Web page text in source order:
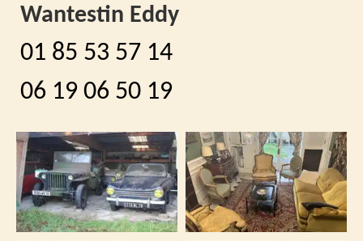
Wantestin Eddy
01 85 53 57 14
06 19 06 50 19